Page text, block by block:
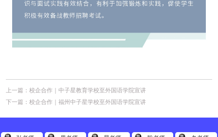
上一篇： 校企合作｜中子星教育学校至外国语学院宣讲
下一篇： 校企合作｜福州中子星学校至外国语学院宣讲